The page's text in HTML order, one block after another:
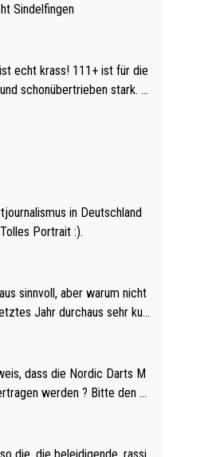
Sindelfingen
111+ ist für die
schonübertrieben stark. U
in Deutschland
Portrait :).
sinnvoll, aber warum nicht
Qualifikation des Weltm
Dies war bei Archie Self l
amtierender Weltmeister d
werden ? Bitte den A